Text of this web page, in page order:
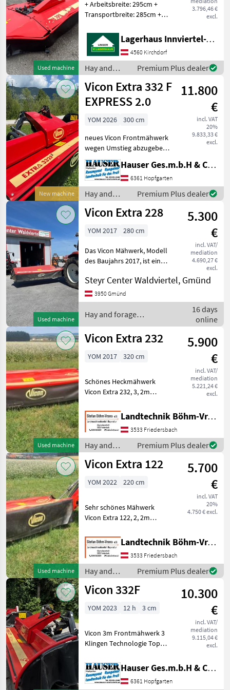
CM
295
CM
296
F
CM
296
FB
Extra
122
124
Extra
228
Extra
232
332
F
Show
all
MARKETPLACE
Marketplace
Dealer
offers
Classifieds
Used machine
3.796,46 €
excl.
+ Arbeitsbreite: 295cm +
Transportbreite: 285cm +
U/min + Anzahl
mähscheiben: 4 +
Pendelbock
+Entlastungsfedern +GW
+Höh
Lagerhaus Innviertel-Traunviertel-Urfahr eGen, Kirchdorf
4560 Kirchdorf
Hay and
forage
equipment /
Vicon
Premium Plus dealer
New machine
Vicon Extra 332 F
EXPRESS 2.0
11.800
€
incl. VAT
20%
9.833,33 €
excl.
YOM 2026
300 cm
neues Vicon Frontmähwerk
wegen Umstieg abzugeben
MY 2026/ BJ 2025 inkl
Gelenkwelle 3 Klingen
Technoligie für hohe
Fahrgeschwindigkeiten und
einen Sauberen Schn
Hauser Ges.m.b.H & Co.KG
6361 Hopfgarten
Hay and
forage
equipment /
Premium Plus dealer
Used machine
Vicon Extra 228
5.300
€
incl. VAT/
mediation
4.690,27 €
excl.
YOM 2017 280 cm
Das Vicon Mähwerk, Modell
des Baujahrs 2017, ist ein
Heckmähwerk, das für
effiziente Mäharbeiten
konzipiert wurde. Mit einer
Arbeitsbreite
Steyr Center Waldviertel, Gmünd
3950 Gmünd
Hay and forage
equipment / Vicon
16 days
online
Used machine
Vicon Extra 232
5.900
€
incl. VAT/
mediation
5.221,24 €
excl.
YOM 2017 320 cm
Schönes Heckmähwerk
Vicon Extra 232, 3, 2m
fahren,
Klingenschnellwechsel,
sofort verfügbar, Transport
ev. möglich type of disc
mower: Re
Landtechnik Böhm-Vrana GmbH
3533 Friedersbach
Hay and
forage
equipment /
Premium Plus dealer
Used machine
Vicon Extra 122
5.700
€
incl. VAT
20%
4.750 € excl.
YOM 2022 220 cm
Sehr schönes Mähwerk
Vicon Extra 122, 2, 2m
klappbar, ab ca. 45 PS zu
fahren, inkl. Schwadscheibe
außen, sofort verfügbar,
Transport ev. möglich
Landtechnik Böhm-Vrana GmbH
3533 Friedersbach
Hay and
forage
equipment /
Premium Plus dealer
Vicon 332F
10.300
€
incl. VAT/
mediation
9.115,04 €
excl.
YOM 2023 12 h 3 cm
Vicon 3m Frontmähwerk 3
Klingen Technologie Top
Baujahr 2022 Modell 2023!
Hay and forage equipment
Disc mowers
Hauser Ges.m.b.H & Co.KG
6361 Hopfgarten